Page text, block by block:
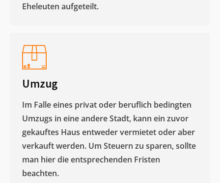
Eheleuten aufgeteilt.​
Umzug
Im Falle eines privat oder beruflich bedingten
Umzugs in eine andere Stadt, kann ein zuvor
gekauftes Haus entweder vermietet oder aber
verkauft werden. Um Steuern zu sparen, sollte
man hier die entsprechenden Fristen
beachten.